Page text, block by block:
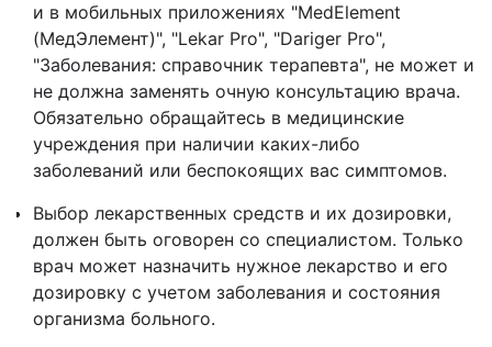
и в мобильных приложениях "MedElement
(МедЭлемент)", "Lekar Pro", "Dariger Pro",
"Заболевания: справочник терапевта", не может и
не должна заменять очную консультацию врача.
Обязательно обращайтесь в медицинские
учреждения при наличии каких-либо
заболеваний или беспокоящих вас симптомов.
Выбор лекарственных средств и их дозировки,
должен быть оговорен со специалистом. Только
врач может назначить нужное лекарство и его
дозировку с учетом заболевания и состояния
организма больного.